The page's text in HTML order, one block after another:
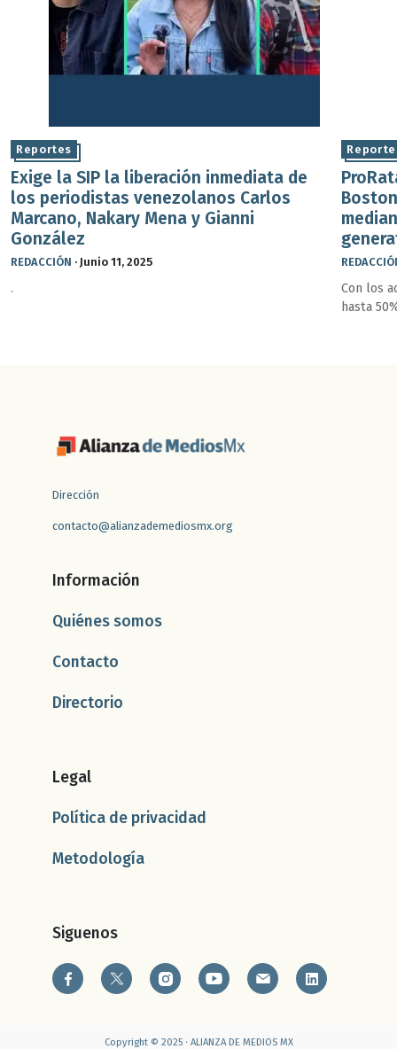
Reportes
Exige la SIP la liberación inmediata de
los periodistas venezolanos Carlos
Marcano, Nakary Mena y Gianni
González
REDACCIÓN · Junio 11, 2025
.
Con los
hasta
Dirección
contacto@alianzademediosmx.org
Información
Quiénes somos
Contacto
Directorio
Legal
Política de privacidad
Metodología
Siguenos
Copyright © 2025 · ALIANZA DE MEDIOS MX